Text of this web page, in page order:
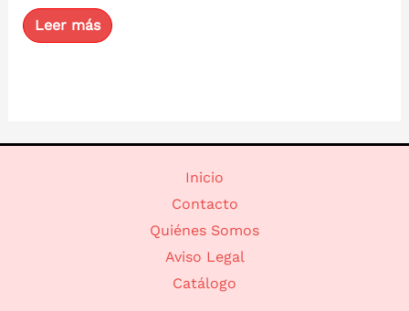
Valorado
con
0
de
Leer más
Inicio
Contacto
Quiénes Somos
Aviso Legal
Catálogo